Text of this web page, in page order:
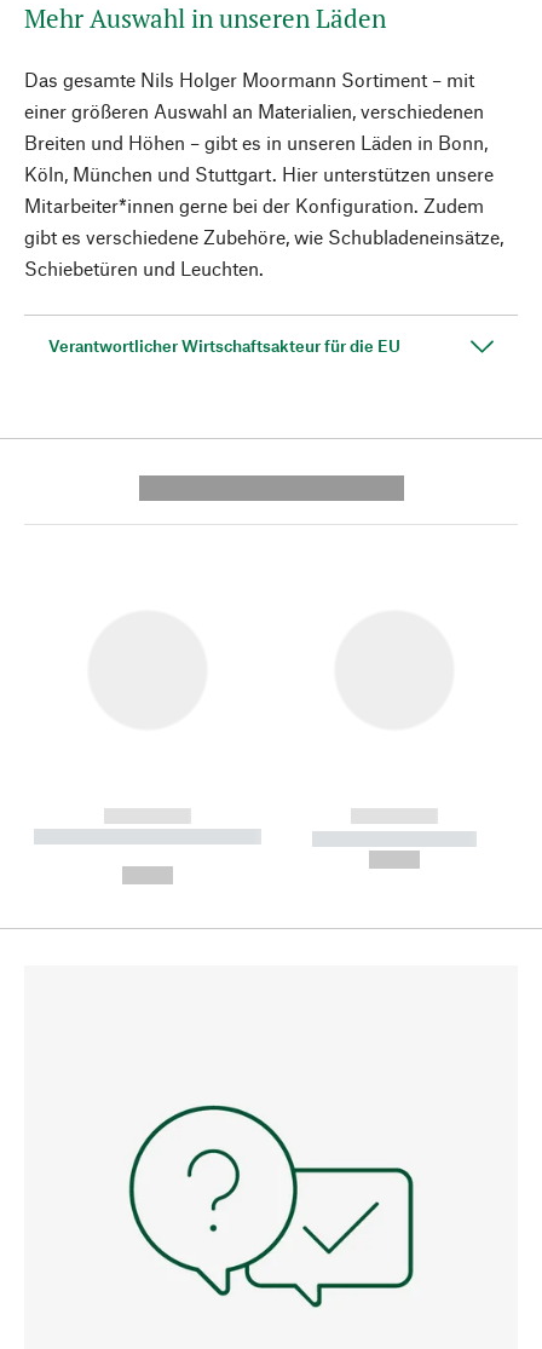
Mehr Auswahl in unseren Läden
Das gesamte Nils Holger Moormann Sortiment – mit
einer größeren Auswahl an Materialien, verschiedenen
Breiten und Höhen – gibt es in unseren Läden in Bonn,
Köln, München und Stuttgart. Hier unterstützen unsere
Mitarbeiter*innen gerne bei der Konfiguration. Zudem
gibt es verschiedene Zubehöre, wie Schubladeneinsätze,
Schiebetüren und Leuchten.
Verantwortlicher Wirtschaftsakteur für die EU
------------
----------- ----------- --------
------------
----------- -----------